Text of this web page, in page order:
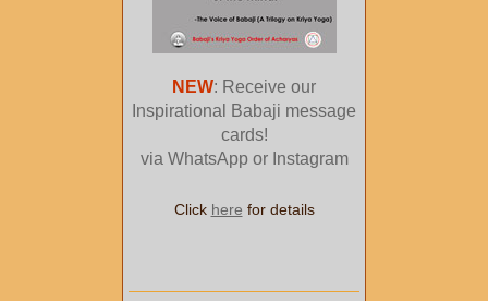
NEW: Receive our
Inspirational Babaji message
cards!
via WhatsApp or Instagram
Click here for details